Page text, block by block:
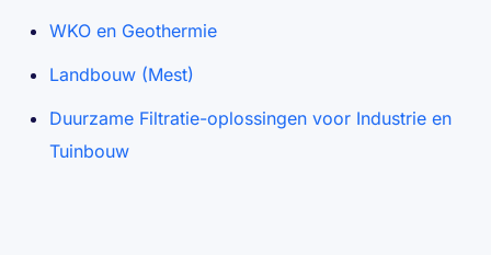
WKO en Geothermie
Landbouw (Mest)
Duurzame Filtratie-oplossingen voor Industrie en
Tuinbouw